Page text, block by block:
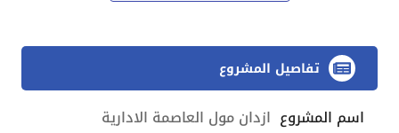
تفاصيل المشروع
اسم المشروع ازدان مول العاصمة الادارية